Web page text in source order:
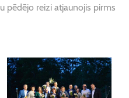
pēdējo reizi atjaunojis pirms